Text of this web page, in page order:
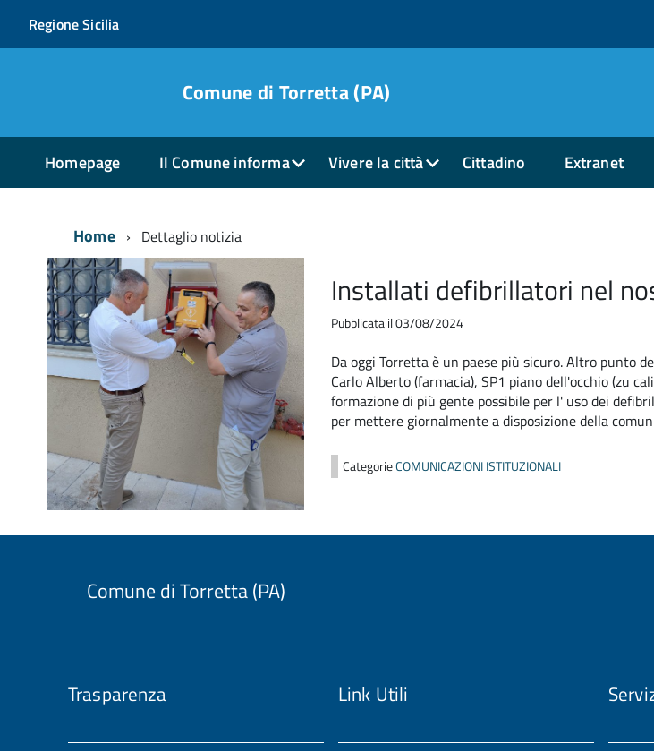
Regione Sicilia
Comune di Torretta (PA)
Homepage Il Comune informa Vivere la città Cittadino Extranet
Home Dettaglio notizia
Installati defibrillatori nel
Pubblicata il 03/08/2024
Da oggi Torretta è un paese più sicuro. Altro punto
Carlo Alberto (farmacia), SP1 piano dell'occhio (zu
formazione di più gente possibile per l' uso dei
per mettere giornalmente a disposizione della
CategorieCOMUNICAZIONI ISTITUZIONALI
Comune di Torretta (PA)
Trasparenza Link Utili